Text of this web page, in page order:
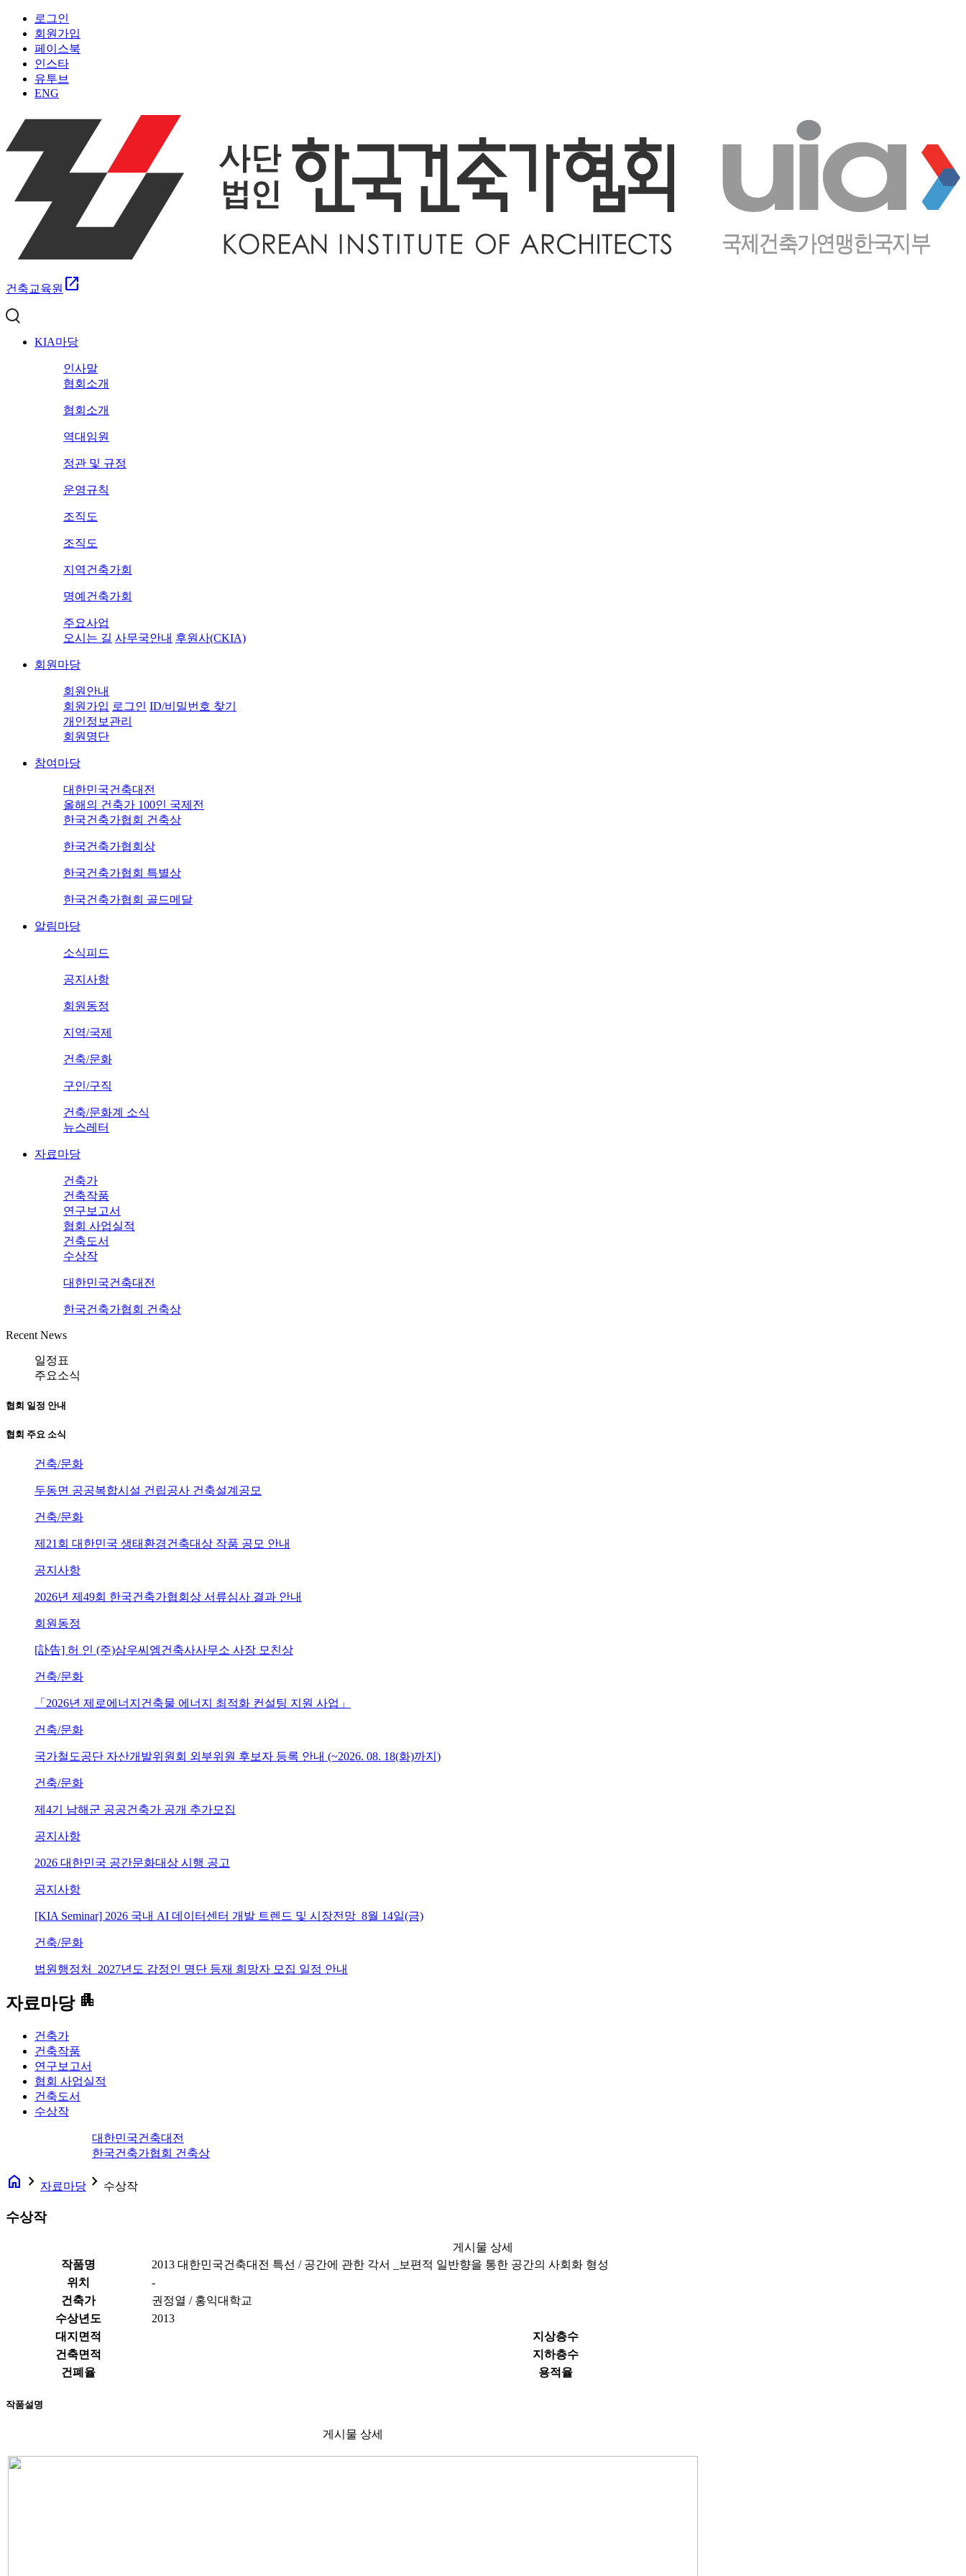
로그인
회원가입
페이스북
인스타
유투브
ENG
건축교육원 open_in_new
KIA마당
인사말
협회소개
협회소개
역대임원
정관 및 규정
운영규칙
조직도
조직도
지역건축가회
명예건축가회
주요사업
오시는 길 사무국안내 후원사(CKIA)
회원마당
회원안내
회원가입 로그인 ID/비밀번호 찾기
개인정보관리
회원명단
참여마당
대한민국건축대전
올해의 건축가 100인 국제전
한국건축가협회 건축상
한국건축가협회상
한국건축가협회 특별상
한국건축가협회 골드메달
알림마당
소식피드
공지사항
회원동정
지역/국제
건축/문화
구인/구직
건축/문화계 소식
뉴스레터
자료마당
건축가
건축작품
연구보고서
협회 사업실적
건축도서
수상작
대한민국건축대전
한국건축가협회 건축상
Recent News
일정표
주요소식
협회 일정 안내
협회 주요 소식
건축/문화
두동면 공공복합시설 건립공사 건축설계공모
건축/문화
제21회 대한민국 생태환경건축대상 작품 공모 안내
공지사항
2026년 제49회 한국건축가협회상 서류심사 결과 안내
회원동정
[訃告] 허 인 (주)삼우씨엠건축사사무소 사장 모친상
건축/문화
「2026년 제로에너지건축물 에너지 최적화 컨설팅 지원 사업」
건축/문화
국가철도공단 자산개발위원회 외부위원 후보자 등록 안내 (~2026. 08. 18(화)까지)
건축/문화
제4기 남해군 공공건축가 공개 추가모집
공지사항
2026 대한민국 공간문화대상 시행 공고
공지사항
[KIA Seminar] 2026 국내 AI 데이터센터 개발 트렌드 및 시장전망_8월 14일(금)
건축/문화
법원행정처_2027년도 감정인 명단 등재 희망자 모집 일정 안내
자료마당 apartment
건축가
건축작품
연구보고서
협회 사업실적
건축도서
수상작
대한민국건축대전
한국건축가협회 건축상
home navigate_next 자료마당 navigate_next 수상작
수상작
게시물 상세
작품명
2013 대한민국건축대전 특선 / 공간에 관한 각서 _보편적 일반향을 통한 공간의 사회화 형성
위치
-
건축가
권정열 / 홍익대학교
수상년도
2013
대지면적
지상층수
건축면적
지하층수
건폐율
용적율
작품설명
게시물 상세